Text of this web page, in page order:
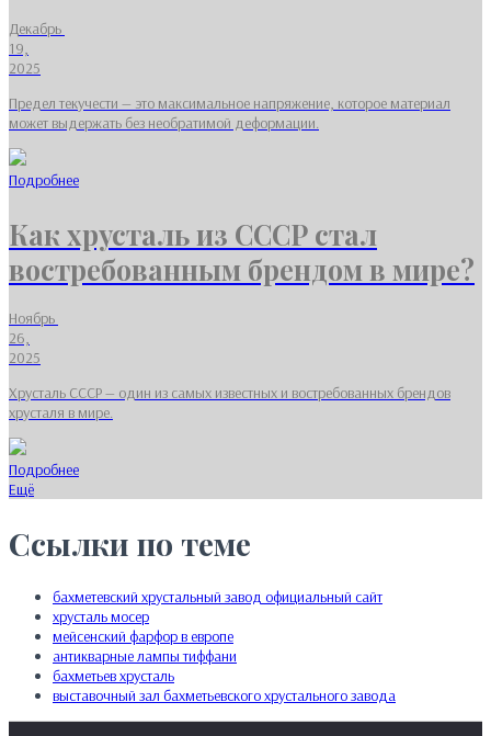
Декабрь
19,
2025
Предел текучести — это максимальное напряжение, которое материал
может выдержать без необратимой деформации.
Подробнее
Как хрусталь из СССР стал
востребованным брендом в мире?
Ноябрь
26,
2025
Хрусталь СССР — один из самых известных и востребованных брендов
хрусталя в мире.
Подробнее
Ещё
Ссылки по теме
бахметевский хрустальный завод официальный сайт
хрусталь мосер
мейсенский фарфор в европе
антикварные лампы тиффани
бахметьев хрусталь
выставочный зал бахметьевского хрустального завода